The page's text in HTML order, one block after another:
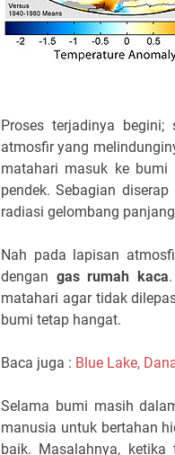
Proses terjadinya
atmosfir yang
matahari masuk ke bumi
pendek. Sebagian
radiasi gelombang
Nah pada lapisan
dengan gas rumah kaca
matahari agar tidak
bumi tetap hangat.
Baca juga : Blue Lake,
Selama bumi masih
manusia untuk bertahan
baik. Masalahnya,